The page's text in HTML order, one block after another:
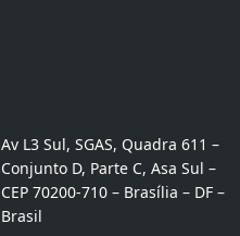
Av L3 Sul, SGAS, Quadra 611 –
Conjunto D, Parte C, Asa Sul –
CEP 70200-710 – Brasília – DF –
Brasil